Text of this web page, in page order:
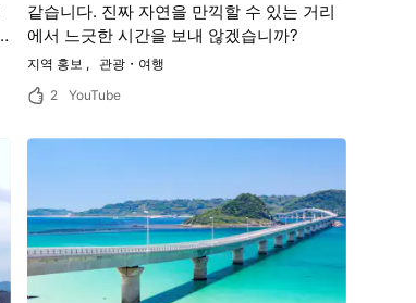
같습니다. 진짜 자연을 만끽할 수 있는 거리
에서 느긋한 시간을 보내 않겠습니까?
지역 홍보
관광・여행
2
YouTube